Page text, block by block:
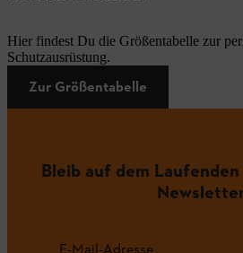
Hier findest Du die Größentabelle zur
Schutzausrüstung.
Zur Größentabelle
Bleib auf dem
E-Mail-Adresse